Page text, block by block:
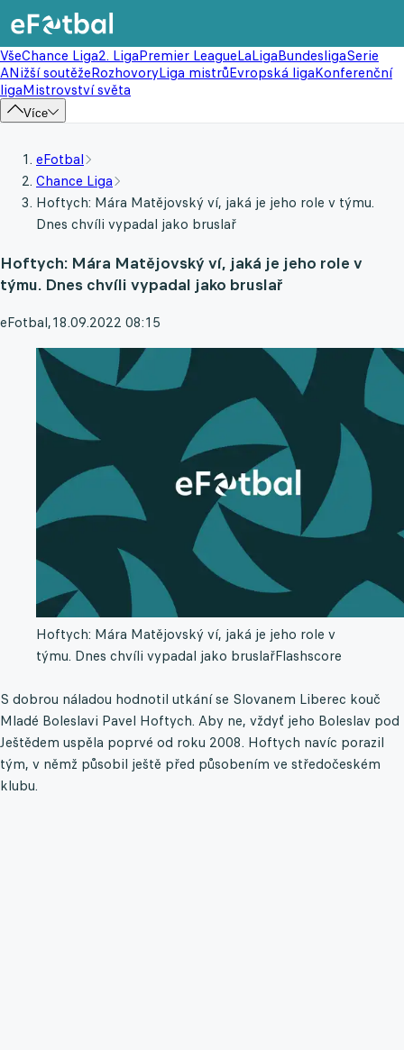
VšeChance Liga2. LigaPremier LeagueLaLigaBundesligaSerie
ANižší soutěžeRozhovoryLiga mistrůEvropská ligaKonferenční
ligaMistrovství světa
Více
eFotbal
Chance Liga
Hoftych: Mára Matějovský ví, jaká je jeho role v týmu.
Dnes chvíli vypadal jako bruslař
Hoftych: Mára Matějovský ví, jaká je jeho role v
týmu. Dnes chvíli vypadal jako bruslař
eFotbal,18.09.2022 08:15
Hoftych: Mára Matějovský ví, jaká je jeho role v
týmu. Dnes chvíli vypadal jako bruslařFlashscore
S dobrou náladou hodnotil utkání se Slovanem Liberec kouč
Mladé Boleslavi Pavel Hoftych. Aby ne, vždyť jeho Boleslav pod
Ještědem uspěla poprvé od roku 2008. Hoftych navíc porazil
tým, v němž působil ještě před působením ve středočeském
klubu.